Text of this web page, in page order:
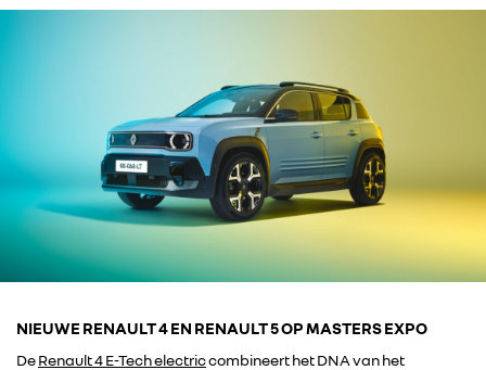
NIEUWE RENAULT 4 EN RENAULT 5 OP MASTERS EXPO
DeRenault 4 E-Tech electriccombineert het DNA van het